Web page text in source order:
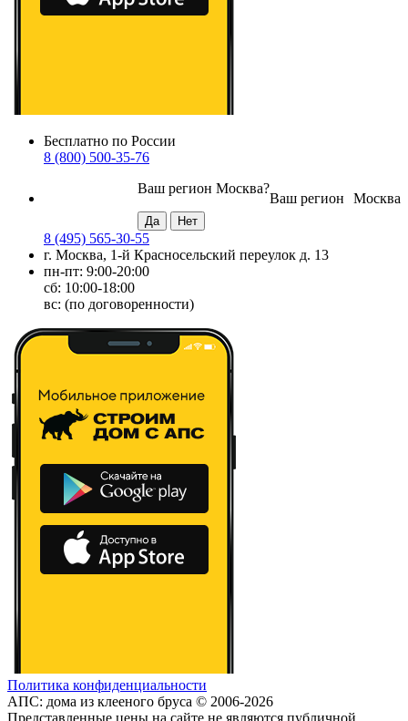
Бесплатно по России
8 (800) 500-35-76
Москва
Ваш регион
Ваш регион Москва?
8 (495) 565-30-55
г. Москва, 1-й Красносельский переулок д. 13
пн-пт: 9:00-20:00
сб: 10:00-18:00
вс: (по договоренности)
Политика конфиденциальности
АПС: дома из клееного бруса © 2006-2026